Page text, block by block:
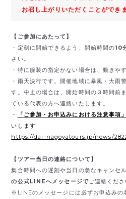
お召し上がりいただくことができま
【ご参加にあたって】
・定刻に開始できるよう、開始時間の10
さい。
・特に服装の指定がない場合は、動きや
・雨天決行です。開催地域に暴風・大雨
す。中止の場合は、開始時間の３時間前
ている代表の方へ連絡いたします。
・
「ご参加・お申込みにおける注意事項」
いします
https://dai-nagoyatours.jp/news/
【ツアー当日の連絡について】
集合時間への遅刻や当日の急なキャンセ
の公式LINEへメッセージでご連絡くださ
※LINEのメッセージには必ずお申込みの